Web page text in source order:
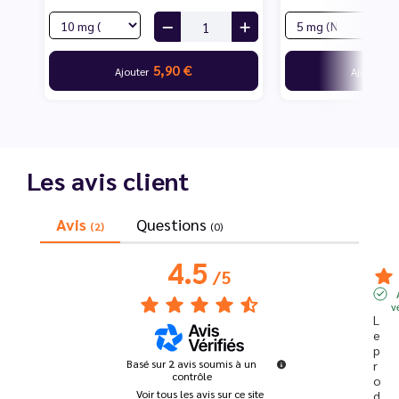
Ajouter 5,90 € Ajouter
Les avis client
Avis (2) Questions (0)
4.5/5
Basé sur2 avis soumis à un
contrôle
Voir tous les avis sur ce site
L
e
p
r
o